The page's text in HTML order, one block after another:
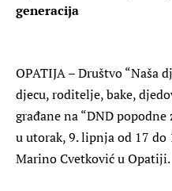
generacija
OPATIJA – Društvo “Naša
djecu, roditelje, bake,
građane na “DND
u utorak, 9. lipnja od 17 do
Marino Cvetković u Opatiji.